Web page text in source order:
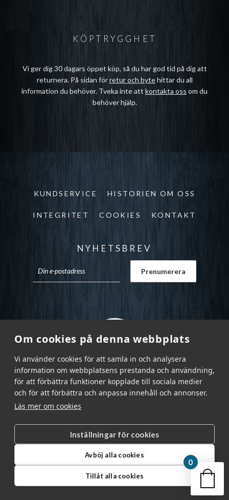
Om cookies på denna webbplats
Vi använder cookies för att samla in och analysera
information om webbplatsens prestanda och användning,
för att förbättra funktioner kopplade till sociala medier
och för att förbättra och anpassa innehåll och annonser.
Läs mer om cookies
Inställningar för cookies
Avböj alla cookies
Tillåt alla cookies
KÖPTRYGGHET
Vi ger dig 30 dagars öppet köp, så du har god tid på dig att
returnera. På sidan förretur och bytehittar du all
information du behöver. Tveka inte att kontakta oss om du
behöver hjälp.
KUNDSERVICE HISTORIEN OM OSS
INTEGRITET COOKIES KONTAKT
NYHETSBREV
Garnr Sverige AB © 2026 |
info@garnr.se
|
031 - 92 94 92
Din
0